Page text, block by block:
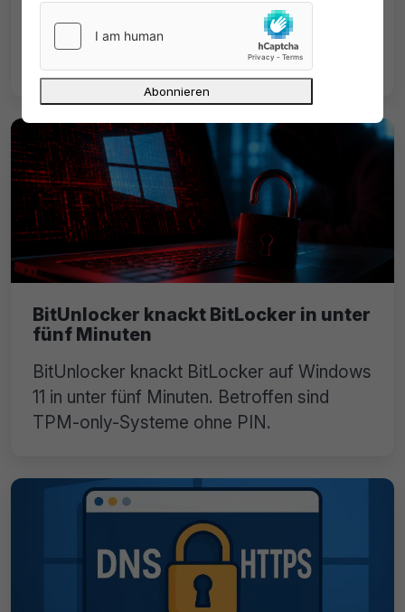
man mit dem neuen Treiberprogramm von
Windows 11 gezielt gegen Hypervisor-
BitUnlocker knackt BitLocker in unter
fünf Minuten
BitUnlocker knackt BitLocker auf Windows
11 in unter fünf Minuten. Betroffen sind
TPM-only-Systeme ohne PIN.